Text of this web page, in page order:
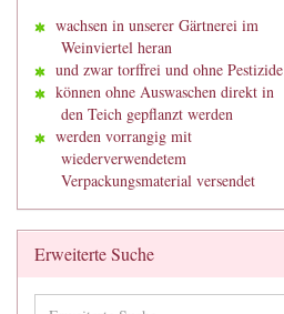
wachsen in unserer Gärtnerei im
Weinviertel heran
und zwar torffrei und ohne Pestizide
können ohne Auswaschen direkt in
den Teich gepflanzt werden
werden vorrangig mit
wiederverwendetem
Verpackungsmaterial versendet
Erweiterte Suche